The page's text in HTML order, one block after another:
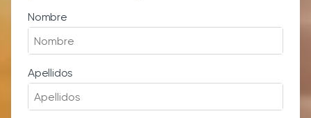
Nombre
Apellidos